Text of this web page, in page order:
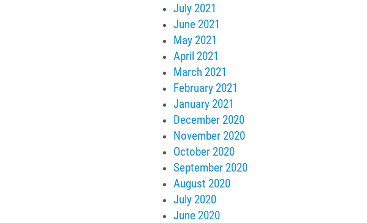
July 2021
June 2021
May 2021
April 2021
March 2021
February 2021
January 2021
December 2020
November 2020
October 2020
September 2020
August 2020
July 2020
June 2020